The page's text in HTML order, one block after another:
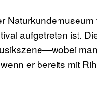
aufgetreten ist.
er bereits mit